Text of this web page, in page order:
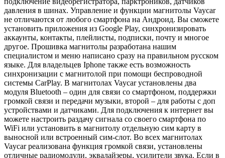
давления в шинах. Управление и функции магнитолы Vaycar
не отличаются от любого смартфона на Андроид. Вы сможете
установить приложения из Google Play, синхронизировать
аккаунты, контакты, плейлисты, подписки, почту и многое
другое. Прошивка магнитолы разработана нашим
специалистом и меню написано сразу на правильном русском
языке. Для владельцев Iphone также есть возможность
синхронизации с магнитолой при помощи беспроводной
системы CarPlay. В магнитолах Vaycar установлены два
модуля Bluetooth – один для связи со смартфоном, поддержки
громкой связи и передачи музыки, второй – для работы с доп
устройствами и датчиками. Для подключения к интернет вы
можете настроить раздачу сигнала со своего смартфона по
WiFi или установить в магнитолу отдельную сим карту в
выносной или встроенный сим-слот. Во всех магнитолах
Vaycar реализована функция громкой связи, установлены
отличные радиомодули, эквалайзеры, усилители звука. Если в